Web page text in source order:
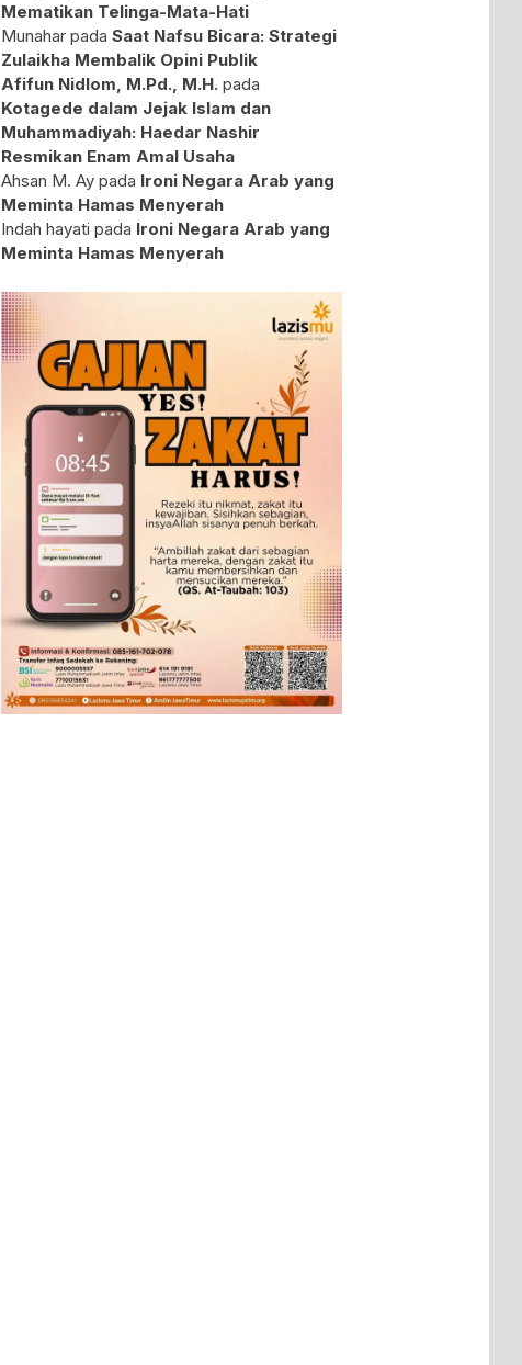
Mematikan Telinga-Mata-Hati
Munahar padaSaat Nafsu Bicara: Strategi
Zulaikha Membalik Opini Publik
Afifun Nidlom, M.Pd., M.H. pada
Kotagede dalam Jejak Islam dan
Muhammadiyah: Haedar Nashir
Resmikan Enam Amal Usaha
Ahsan M. Ay pada Ironi Negara Arab yang
Meminta Hamas Menyerah
Indah hayati pada Ironi Negara Arab yang
Meminta Hamas Menyerah